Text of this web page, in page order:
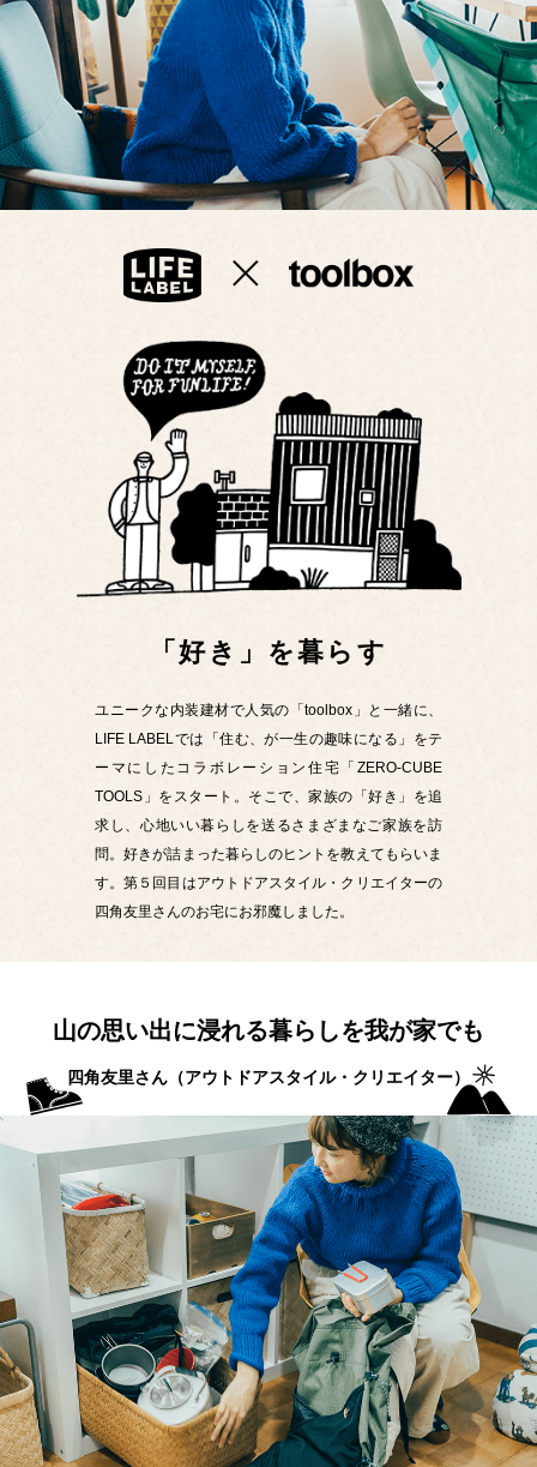
プライ
バシー
ポリシ
ー
採用情
「好き」を暮らす
ユニークな内装建材で人気の「toolbox」と一緒に、
LIFE LABELでは「住む、が一生の趣味になる」をテ
ーマにしたコラボレーション住宅「ZERO-CUBE
TOOLS」をスタート。そこで、家族の「好き」を追
求し、心地いい暮らしを送るさまざまなご家族を訪
問。好きが詰まった暮らしのヒントを教えてもらいま
す。第５回目はアウトドアスタイル・クリエイターの
四角友里さんのお宅にお邪魔しました。
山の思い出に浸れる暮らしを我が家でも
四角友里さん（アウトドアスタイル・クリエイター）